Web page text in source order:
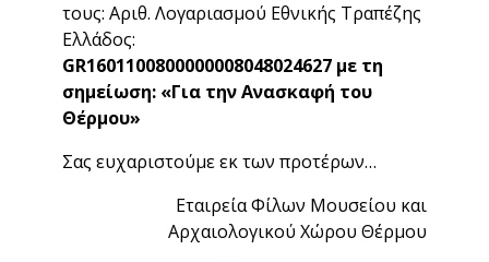
τους: Αριθ. Λογαριασμού Εθνικής Τραπέζης
Ελλάδος:
GR1601100800000008048024627 με τη
σημείωση: «Για την Ανασκαφή του
Θέρμου»
Σας ευχαριστούμε εκ των προτέρων…
Εταιρεία Φίλων Μουσείου και
Αρχαιολογικού Χώρου Θέρμου